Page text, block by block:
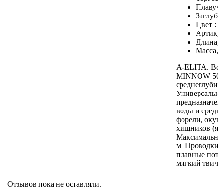
Цвет :
A-ELITA.
MINNOW
воды и
форели,
хищников
м.
плавные
мягкий
Отзывов пока не оставляли.